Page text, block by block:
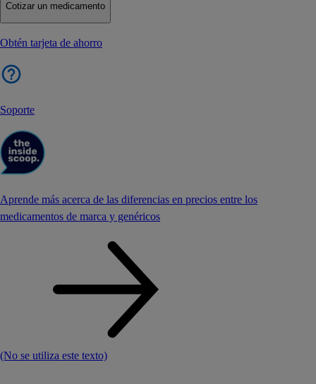
Cotizar un medicamento
Obtén tarjeta de ahorro
Soporte
Aprende más acerca de las diferencias en precios entre los
medicamentos de marca y genéricos
(No se utiliza este texto)